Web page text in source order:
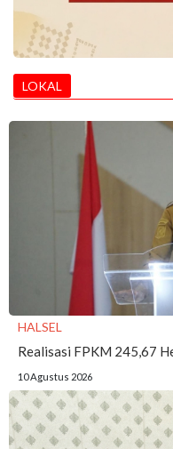
LOKAL
HALSEL
Realisasi FPKM 245,67
10 Agustus 2026